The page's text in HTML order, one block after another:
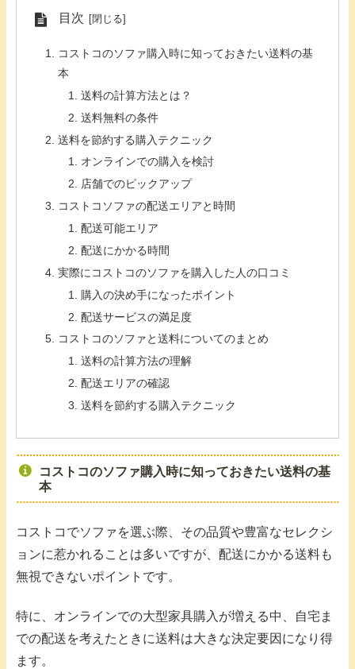
目次
コストコのソファ購入時に知っておきたい送料の基
本
送料の計算方法とは？
送料無料の条件
送料を節約する購入テクニック
オンラインでの購入を検討
店舗でのピックアップ
コストコソファの配送エリアと時間
配送可能エリア
配送にかかる時間
実際にコストコのソファを購入した人の口コミ
購入の決め手になったポイント
配送サービスの満足度
コストコのソファと送料についてのまとめ
送料の計算方法の理解
配送エリアの確認
送料を節約する購入テクニック
コストコのソファ購入時に知っておきたい送料の基
本
コストコでソファを選ぶ際、その品質や豊富なセレクシ
ョンに惹かれることは多いですが、配送にかかる送料も
無視できないポイントです。
特に、オンラインでの大型家具購入が増える中、自宅ま
での配送を考えたときに送料は大きな決定要因になり得
ます。